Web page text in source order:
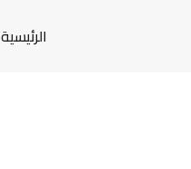
الرئيسية